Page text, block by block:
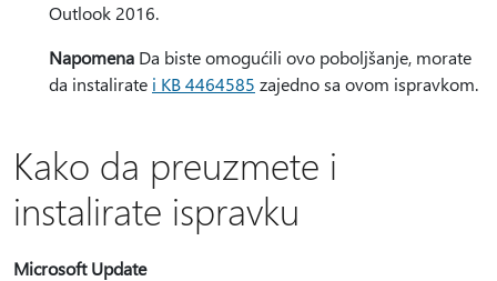
Outlook 2016.
Napomena Da biste omogućili ovo poboljšanje, morate
da instalirate i KB 4464585 zajedno sa ovom ispravkom.
Kako da preuzmete i
instalirate ispravku
Microsoft Update